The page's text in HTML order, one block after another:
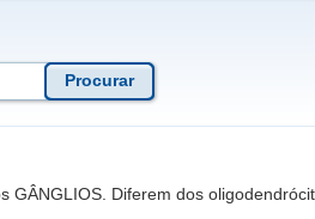
Diferem dos